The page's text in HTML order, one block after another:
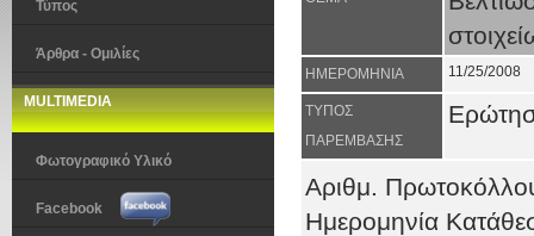
Τύπος
Άρθρα - Ομιλίες
MULTIMEDIA
Φωτογραφικό Υλικό
Facebook
ΗΜΕΡΟΜΗΝΙΑ 11/25/2008
ΤΥΠΟΣ
ΠΑΡΕΜΒΑΣΗΣ
Αριθμ.
Ημερομηνία